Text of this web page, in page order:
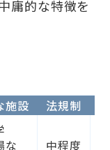
庸的な特徴を
施設 法規制
な
中程度